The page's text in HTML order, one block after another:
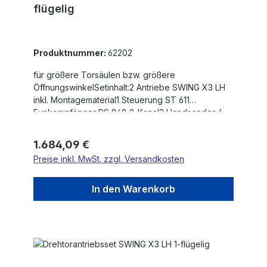
flügelig
Produktnummer: 62202
für größere Torsäulen bzw. größere
ÖffnungswinkelSetinhalt:2 Antriebe SWING X3 LH
inkl. Montagematerial1 Steuerung ST 611
Funkempfänger RS 868 2-Kanal2 Handsender 4-
mMotorspannung: 230 VHub: 450
mmEinschaltdauer nach Betriebsart S3: 40
%Selbsthemmendes Getriebe (Blockierung des
Tores) Versperrbare Notentriegelung mit
ProfilhalbzylinderVerstellbare, interne,
SpindelBeidseitig absolut spielfreie, kardanische
AufhängungSämtliche Teile aus hochwertigen
Regulärer Preis:
1.684,09 €
Preise inkl. MwSt. zzgl. Versandkosten
In den Warenkorb